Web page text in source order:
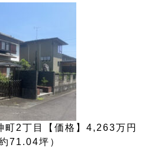
町2丁目【価格】4,263万円
71.04坪）